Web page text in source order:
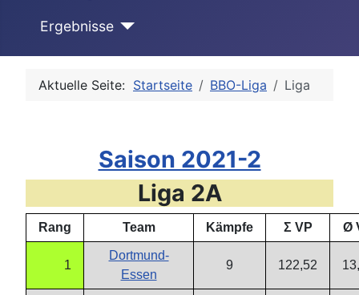
Ergebnisse
Aktuelle Seite: Startseite BBO-Liga Liga
Saison 2021-2
Liga 2A
Rang Team Kämpfe Σ VP Ø
1
Dortmund-
Essen
9 122,52